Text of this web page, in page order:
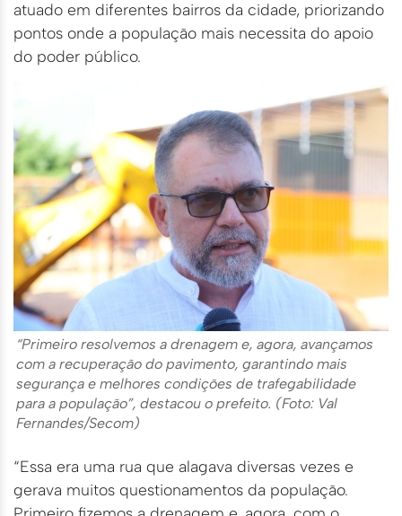
atuado em diferentes bairros da cidade, priorizando
pontos onde a população mais necessita do apoio
do poder público.
“Primeiro resolvemos a drenagem e, agora, avançamos
com a recuperação do pavimento, garantindo mais
segurança e melhores condições de trafegabilidade
para a população”, destacou o prefeito. (Foto: Val
Fernandes/Secom)
“Essa era uma rua que alagava diversas vezes e
gerava muitos questionamentos da população.